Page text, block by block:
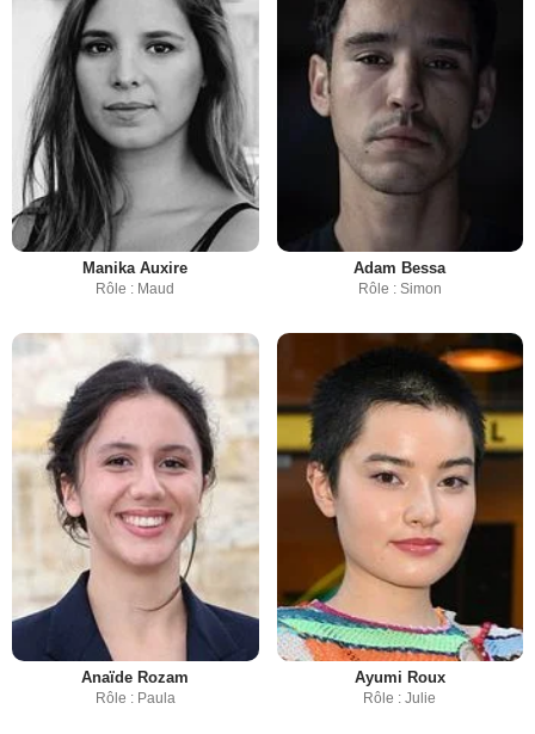
Manika Auxire
Rôle : Maud
Adam Bessa
Rôle : Simon
Anaïde Rozam
Rôle : Paula
Ayumi Roux
Rôle : Julie